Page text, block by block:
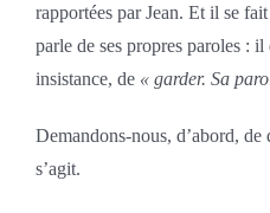
rapportées par Jean. Et il se
parle de ses propres paroles :
insistance, de « garder. Sa
Demandons-nous, d’abord, de
s’agit.